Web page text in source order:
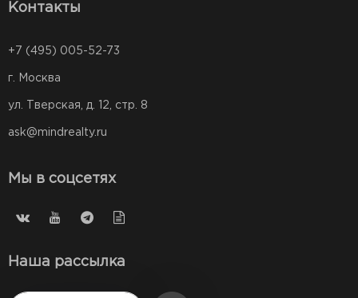
Контакты
+7 (495) 005-52-73
г. Москва
ул. Тверская, д. 12, стр. 8
ask@mindrealty.ru
Мы в соцсетях
Наша рассылка